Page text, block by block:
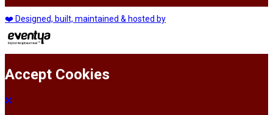
❤️ Designed, built, maintained & hosted by
Accept Cookies